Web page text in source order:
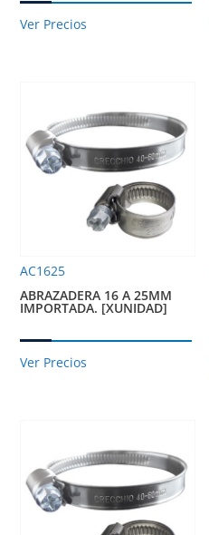
Ver Precios
AC1625
ABRAZADERA 16 A 25MM
IMPORTADA. [XUNIDAD]
Ver Precios